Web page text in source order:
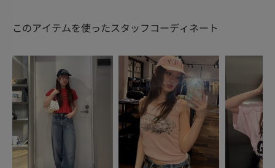
このアイテムを使ったスタッフコーディネート